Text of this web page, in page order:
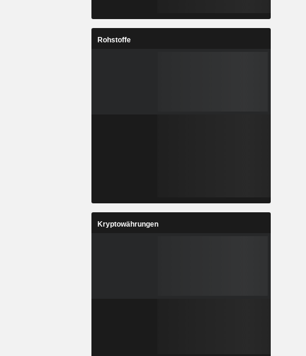
Rohstoffe
Kryptowährungen